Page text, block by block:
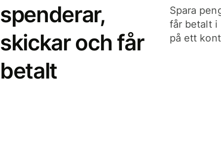
spenderar,
skickar och får
betalt
Spara
får betalt i
på ett